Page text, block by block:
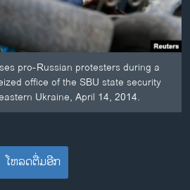
pro-Russian protesters during a
office of the SBU state security
Ukraine, April 14, 2014.
ໂຫລດຕື່ມອີກ